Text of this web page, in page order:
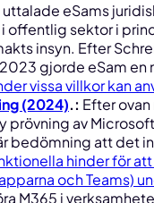
uttalade eSams
offentlig sektor i
insyn. Efter
gjorde eSam en
vissa villkor kan
(2024).: Efter
prövning av
bedömning att det
hinder för
och Teams)
M365 i